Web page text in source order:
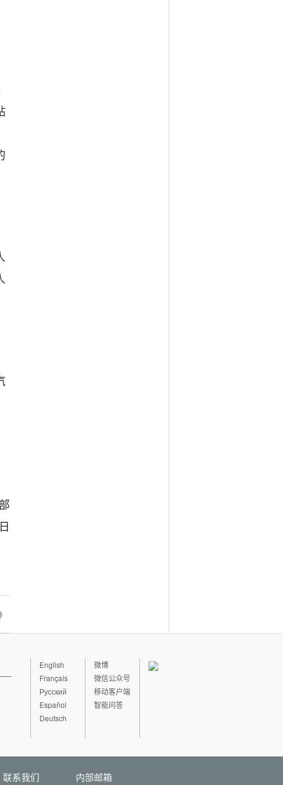
English
Français
Русский
Español
Deutsch
微博
微信公众号
移动客户端
智能问答
联系我们 内部邮箱